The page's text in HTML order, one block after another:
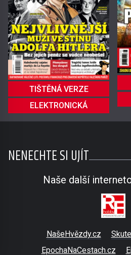
TIŠTĚNÁ VERZE
ELEKTRONICKÁ
NENECHTE SI UJÍT
Naše další
NašeHvězdy.cz
EpochaNaCestach.cz